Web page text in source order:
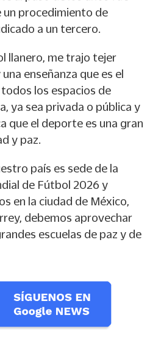
procedimiento de
a un tercero.
llanero, me trajo tejer
enseñanza que es el
los espacios de
ya sea privada o pública y
que el deporte es una gran
y paz.
país es sede de la
de Fútbol 2026 y
en la ciudad de México,
debemos aprovechar
escuelas de paz y de